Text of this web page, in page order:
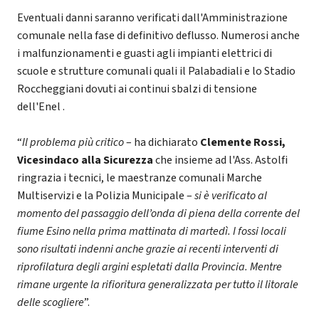
Eventuali danni saranno verificati dall'Amministrazione
comunale nella fase di definitivo deflusso. Numerosi anche
i malfunzionamenti e guasti agli impianti elettrici di
scuole e strutture comunali quali il Palabadiali e lo Stadio
Roccheggiani dovuti ai continui sbalzi di tensione
dell'Enel .
“Il problema più critico– ha dichiarato Clemente Rossi,
Vicesindaco alla Sicurezzache insieme ad l'Ass. Astolfi
ringrazia i tecnici, le maestranze comunali Marche
Multiservizi e la Polizia Municipale –si è verificato al
momento del passaggio dell’onda di piena della corrente del
fiume Esino nella prima mattinata di martedì. I fossi locali
sono risultati indenni anche grazie ai recenti interventi di
riprofilatura degli argini espletati dalla Provincia. Mentre
rimane urgente la rifioritura generalizzata per tutto il litorale
delle scogliere”.